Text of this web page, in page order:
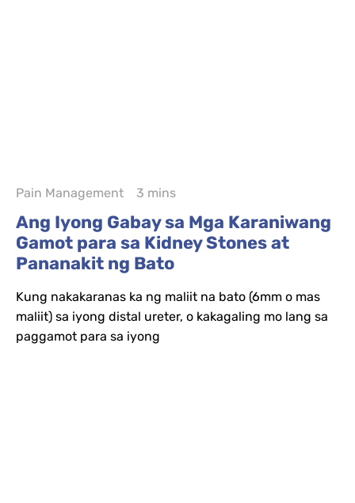
Pain Management 3 mins
Ang Iyong Gabay sa Mga Karaniwang
Gamot para sa Kidney Stones at
Pananakit ng Bato
Kung nakakaranas ka ng maliit na bato (6mm o mas
maliit) sa iyong distal ureter, o kakagaling mo lang sa
paggamot para sa iyong